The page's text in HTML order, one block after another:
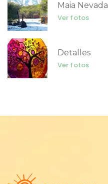
Maia Nevada
Ver fotos
Detalles
Ver fotos